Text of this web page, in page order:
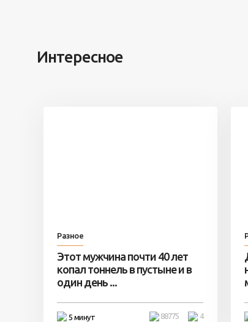
Интересное
Разное
Этот мужчина почти 40 лет
копал тоннель в пустыне и в
один день ...
5 минут 4
88775